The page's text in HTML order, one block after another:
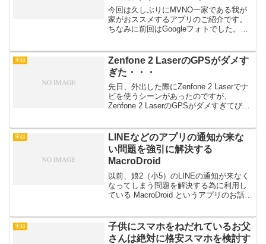
今回は久しぶりにMVNO一家である我が
家がおススメするアプリのご紹介です。
ちなみに前回はGoogleフォトでした。今
料の通話アプリです。登録不要 インスー
ル即利用...
実録
Zenfone 2 LaserのGPSがダメす
ぎた・・・
先日、外出した際にZenfone 2 Laserでナ
ビを使うシーンがあったのですが、
Zenfone 2 LaserのGPSがダメすぎてびっ
ビを利用した事がなか...
実録
LINEなどのアプリの通知が来な
い問題を強引に解決する
MacroDroid
以前、娘2（小5）のLINEの通知が来なく
なってしまう問題を解決する為に利用し
ている MacroDroid というアプリのお話を
ん。しっかりと届きます。根本的な解決
方...
実録
子供にスマホをねだれているお父
さんは絶対に格安スマホを検討す